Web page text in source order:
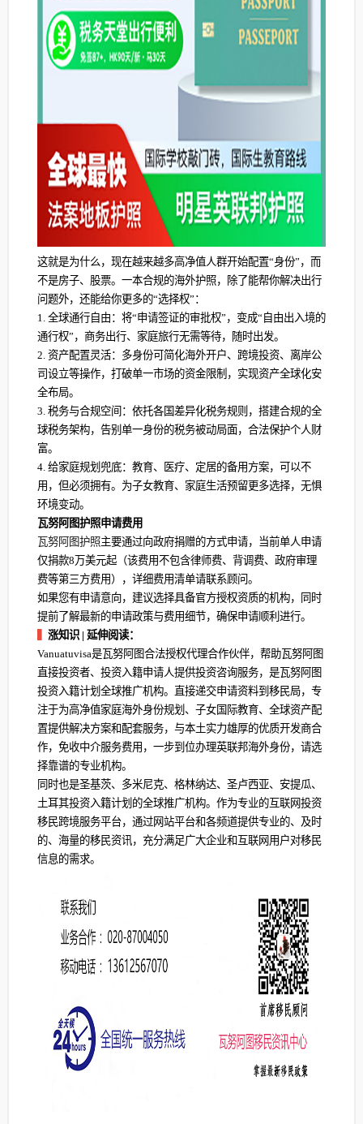
这就是为什么，现在越来越多高净值人群开始配置“身份”，而
不是房子、股票。一本合规的海外护照，除了能帮你解决出行
问题外，还能给你更多的“选择权”：
1. 全球通行自由：将“申请签证的审批权”，变成“自由出入境的
通行权”，商务出行、家庭旅行无需等待，随时出发。
2. 资产配置灵活：多身份可简化海外开户、跨境投资、离岸公
司设立等操作，打破单一市场的资金限制，实现资产全球化安
全布局。
3. 税务与合规空间：依托各国差异化税务规则，搭建合规的全
球税务架构，告别单一身份的税务被动局面，合法保护个人财
富。
4. 给家庭规划兜底：教育、医疗、定居的备用方案，可以不
用，但必须拥有。为子女教育、家庭生活预留更多选择，无惧
环境变动。
瓦努阿图护照申请费用
瓦努阿图护照主要通过向政府捐赠的方式申请，当前单人申请
仅捐款8万美元起（该费用不包含律师费、背调费、政府审理
费等第三方费用），详细费用清单请联系顾问。
如果您有申请意向，建议选择具备官方授权资质的机构，同时
提前了解最新的申请政策与费用细节，确保申请顺利进行。
涨知识 | 延伸阅读：
Vanuatuvisa是瓦努阿图合法授权代理合作伙伴，帮助瓦努阿图
直接投资者、投资入籍申请人提供投资咨询服务，是瓦努阿图
投资入籍计划全球推广机构。直接递交申请资料到移民局，专
注于为高净值家庭海外身份规划、子女国际教育、全球资产配
置提供解决方案和配套服务，与本土实力雄厚的优质开发商合
作，免收中介服务费用，一步到位办理英联邦海外身份，请选
择靠谱的专业机构。
同时也是圣基茨、多米尼克、格林纳达、圣卢西亚、安提瓜、
土耳其投资入籍计划的全球推广机构。作为专业的互联网投资
移民跨境服务平台，通过网站平台和各频道提供专业的、及时
的、海量的移民资讯，充分满足广大企业和互联网用户对移民
信息的需求。